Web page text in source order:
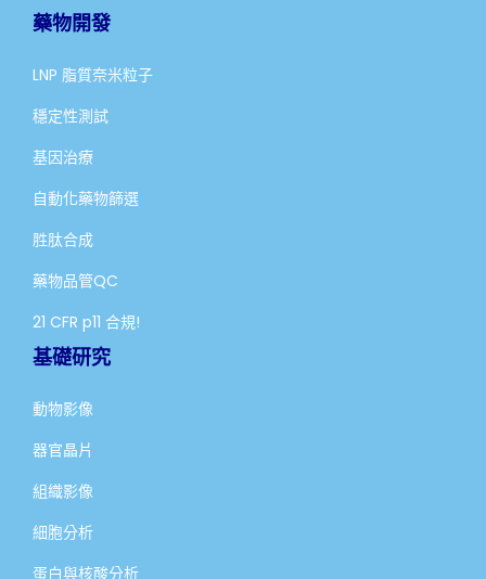
藥物開發
LNP 脂質奈米粒子
穩定性測試
基因治療
自動化藥物篩選
胜肽合成
藥物品管QC
21 CFR p11 合規!
基礎研究
動物影像
器官晶片
組織影像
細胞分析
蛋白與核酸分析